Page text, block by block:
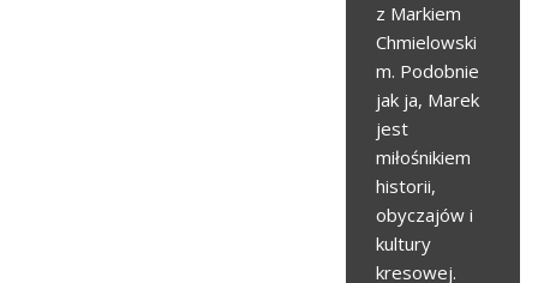
z Markiem
Chmielowski
m. Podobnie
jak ja, Marek
jest
miłośnikiem
historii,
obyczajów i
kultury
kresowej.